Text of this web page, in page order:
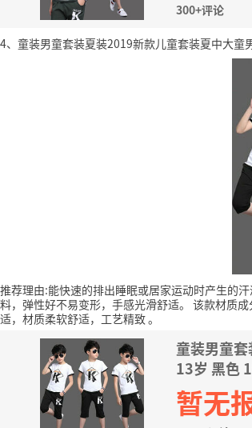
300+评论
4、童装男童套装夏装2019新款儿童套装夏中大童
推荐理由:能快速的排出睡眠或居家运动时产生的
料，弹性好不易变形，手感光滑舒适。 该款材质成
适，材质柔软舒适，工艺精致。
童装男童
13岁 黑色
暂无